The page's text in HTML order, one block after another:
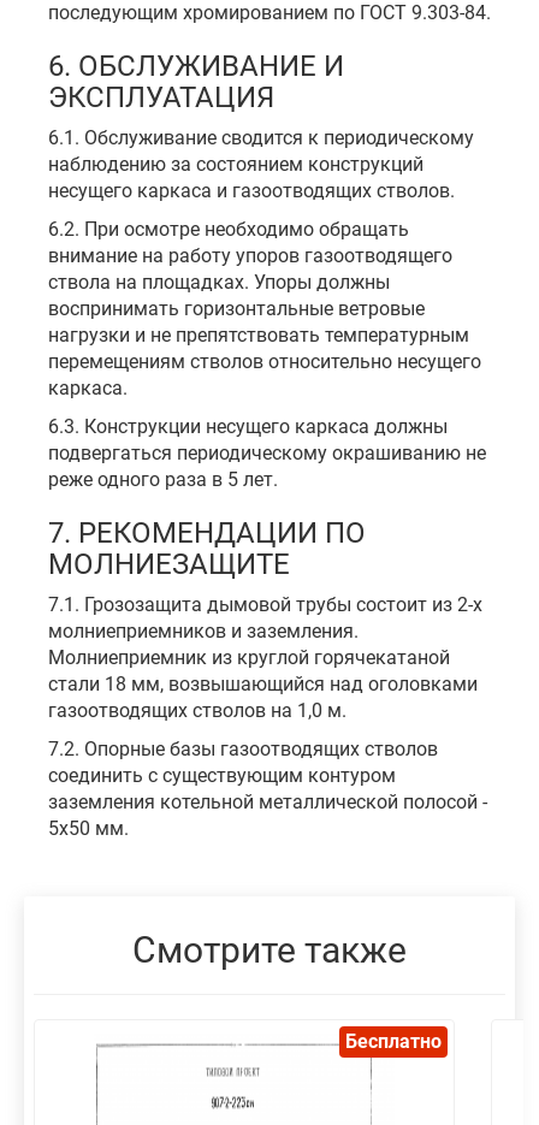
последующим хромированием по ГОСТ 9.303-84.
6. ОБСЛУЖИВАНИЕ И
ЭКСПЛУАТАЦИЯ
6.1. Обслуживание сводится к периодическому
наблюдению за состоянием конструкций
несущего каркаса и газоотводящих стволов.
6.2. При осмотре необходимо обращать
внимание на работу упоров газоотводящего
ствола на площадках. Упоры должны
воспринимать горизонтальные ветровые
нагрузки и не препятствовать температурным
перемещениям стволов относительно несущего
каркаса.
6.3. Конструкции несущего каркаса должны
подвергаться периодическому окрашиванию не
реже одного раза в 5 лет.
7. РЕКОМЕНДАЦИИ ПО
МОЛНИЕЗАЩИТЕ
7.1. Грозозащита дымовой трубы состоит из 2-х
молниеприемников и заземления.
Молниеприемник из круглой горячекатаной
стали 18 мм, возвышающийся над оголовками
газоотводящих стволов на 1,0 м.
7.2. Опорные базы газоотводящих стволов
соединить с существующим контуром
заземления котельной металлической полосой -
5х50 мм.
Смотрите также
Бесплатно